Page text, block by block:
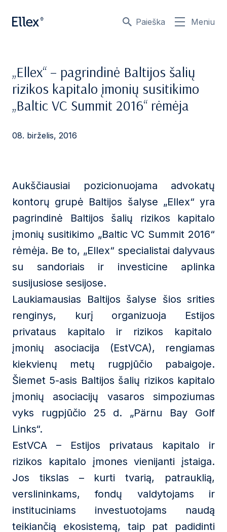
Paieška Meniu
„Ellex“ – pagrindinė Baltijos šalių
rizikos kapitalo įmonių susitikimo
„Baltic VC Summit 2016“ rėmėja
08. birželis, 2016
Aukščiausiai pozicionuojama advokatų
kontorų grupė Baltijos šalyse „Ellex“ yra
pagrindinė Baltijos šalių rizikos kapitalo
įmonių susitikimo „Baltic VC Summit 2016“
rėmėja. Be to, „Ellex“ specialistai dalyvaus
su sandoriais ir investicine aplinka
susijusiose sesijose.
Laukiamausias Baltijos šalyse šios srities
renginys, kurį organizuoja Estijos
privataus kapitalo ir rizikos kapitalo
įmonių asociacija (EstVCA), rengiamas
kiekvienų metų rugpjūčio pabaigoje.
Šiemet 5-asis Baltijos šalių rizikos kapitalo
įmonių asociacijų vasaros simpoziumas
vyks rugpjūčio 25 d. „Pärnu Bay Golf
Links“.
EstVCA – Estijos privataus kapitalo ir
rizikos kapitalo įmones vienijanti įstaiga.
Jos tikslas – kurti tvarią, patrauklią,
verslininkams, fondų valdytojams ir
instituciniams investuotojams naudą
teikiančią ekosistemą, taip pat padidinti